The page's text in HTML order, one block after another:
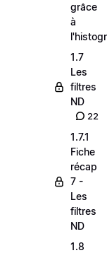
grâce
à
1.7
Les
filtres
ND
22
1.7.1
Fiche
récap
7 -
Les
filtres
ND
1.8